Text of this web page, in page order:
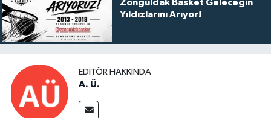
Zonguldak Basket Geleceğin
Yıldızlarını Arıyor!
EDITÖR HAKKINDA
A. Ü.